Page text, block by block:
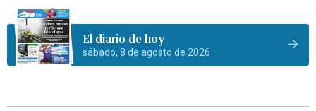
El diario de hoy
sábado, 8 de agosto de 2026